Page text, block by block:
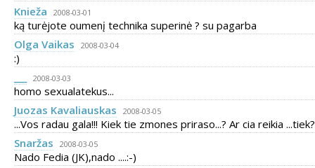
Knieža
2008-03-01
ką turėjote oumenį technika superinė ? su pagarba
Olga Vaikas
2008-03-04
:)
2008-03-03
homo sexualatekus...
Juozas Kavaliauskas
2008-03-05
...Vos radau gala!!! Kiek tie zmones priraso...? Ar cia reikia
Snaržas
2008-03-05
Nado Fedia (JK),nado ....:-)